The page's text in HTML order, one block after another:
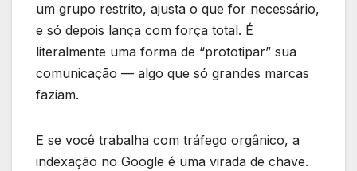
um grupo restrito, ajusta o que for necessário,
e só depois lança com força total. É
literalmente uma forma de “prototipar” sua
comunicação — algo que só grandes marcas
faziam.
E se você trabalha com tráfego orgânico, a
indexação no Google é uma virada de chave.